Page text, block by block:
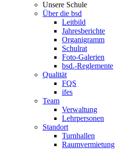
Unsere Schule
Über die bsd
Leitbild
Jahresberichte
Organigramm
Schulrat
Foto-Galerien
bsd.-Reglemente
Qualität
FQS
ifes
Team
Verwaltung
Lehrpersonen
Standort
Turnhallen
Raumvermietung